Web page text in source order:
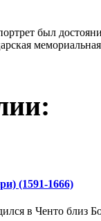
был
мемориальная
(1591-1666)
в Ченто близ